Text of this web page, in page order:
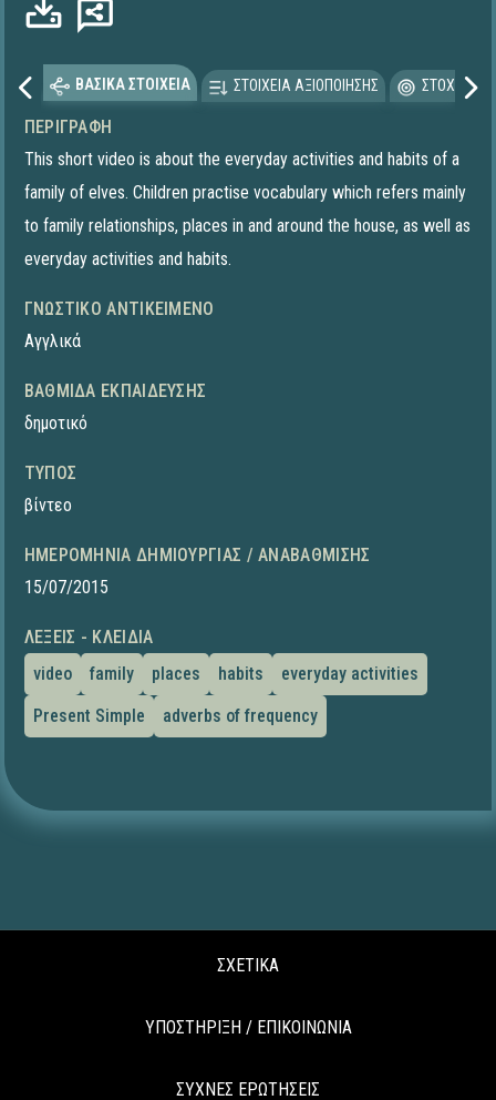
ΒΑΣΙΚΑ ΣΤΟΙΧΕΙΑ ΣΤΟΙΧΕΙΑ ΑΞΙΟΠΟΙΗΣΗΣ
ΠΕΡΙΓΡΑΦΉ
This short video is about the everyday activities and habits of a
family of elves. Children practise vocabulary which refers mainly
to family relationships, places in and around the house, as well as
everyday activities and habits.
ΓΝΩΣΤΙΚΌ ΑΝΤΙΚΕΊΜΕΝΟ
Αγγλικά
ΒΑΘΜΊΔΑ ΕΚΠΑΊΔΕΥΣΗΣ
δημοτικό
ΤΎΠΟΣ
βίντεο
ΗΜΕΡΟΜΗΝΊΑ ΔΗΜΙΟΥΡΓΊΑΣ / ΑΝΑΒΆΘΜΙΣΗΣ
15/07/2015
ΛΈΞΕΙΣ - ΚΛΕΙΔΙΆ
video
family places habits
everyday activities
Present Simple
adverbs of frequency
ΣΧΕΤΙΚΑ
ΥΠΟΣΤΗΡΙΞΗ / ΕΠΙΚΟΙΝΩΝΙΑ
ΣΥΧΝΕΣ ΕΡΩΤΗΣΕΙΣ